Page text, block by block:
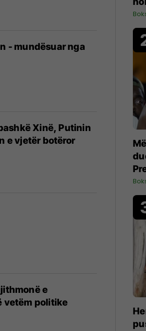
- mundësuar nga
Xinë, Putinin
e vjetër botëror
e
vetëm politike